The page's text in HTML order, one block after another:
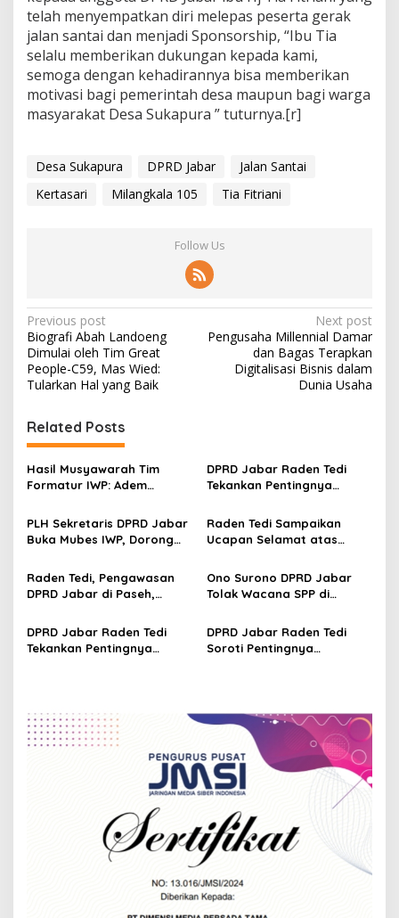
telah menyempatkan diri melepas peserta gerak
jalan santai dan menjadi Sponsorship, “Ibu Tia
selalu memberikan dukungan kepada kami,
semoga dengan kehadirannya bisa memberikan
motivasi bagi pemerintah desa maupun bagi warga
masyarakat Desa Sukapura ” tuturnya.[r]
Desa Sukapura DPRD Jabar
Jalan Santai
Kertasari
Milangkala 105 Tia Fitriani
Follow Us
P
o
s
n
a
v
g
a
t
i
o
n
Previous post
Biografi Abah Landoeng
Dimulai oleh Tim Great
People-C59, Mas Wied:
Tularkan Hal yang Baik
Next post
Pengusaha Millennial Damar
dan Bagas Terapkan
Digitalisasi Bisnis dalam
Dunia Usaha
Related Posts
Hasil Musyawarah Tim
Formatur IWP: Adem
IWP DPRD Jabar Periode
2026–2028
DPRD Jabar Raden Tedi
Tekankan Pentingnya
Pengendalian
Pembangunan yang Tepat
Sasaran
PLH Sekretaris DPRD Jabar
Buka Mubes IWP, Dorong
Perkuat Jurnalisme
Berbasis Fakta
Raden Tedi Sampaikan
Ucapan Selamat atas
Musyawarah Besar Ikatan
Wartawan Parlemen DPRD
Raden Tedi, Pengawasan
DPRD Jabar di Paseh,
Rusak hingga KIS Dicoret
Ono Surono DPRD Jabar
Tolak Wacana SPP di
Gratis 12 Tahun Harus
Dijamin Negara
DPRD Jabar Raden Tedi
Tekankan Pentingnya
DPRD Jabar Raden Tedi
Soroti Pentingnya
Pertumbuhan Daerah